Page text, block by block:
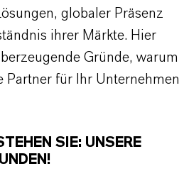
globaler Präsenz
ihrer Märkte. Hier
Gründe, warum
Partner für Ihr Unternehmen
SIE: UNSERE